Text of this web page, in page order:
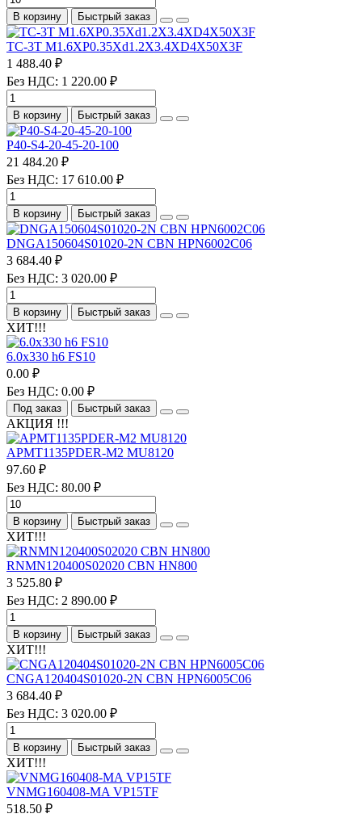
В корзину Быстрый заказ
TC-3T M1.6XP0.35Xd1.2X3.4XD4X50X3F
1 488.40 ₽
Без НДС: 1 220.00 ₽
В корзину Быстрый заказ
P40-S4-20-45-20-100
21 484.20 ₽
Без НДС: 17 610.00 ₽
В корзину Быстрый заказ
DNGA150604S01020-2N CBN HPN6002C06
3 684.40 ₽
Без НДС: 3 020.00 ₽
В корзину Быстрый заказ
ХИТ!!!
6.0х330 h6 FS10
0.00 ₽
Без НДС: 0.00 ₽
Под заказ Быстрый заказ
АКЦИЯ !!!
APMT1135PDER-M2 MU8120
97.60 ₽
Без НДС: 80.00 ₽
В корзину Быстрый заказ
ХИТ!!!
RNMN120400S02020 CBN HN800
3 525.80 ₽
Без НДС: 2 890.00 ₽
В корзину Быстрый заказ
ХИТ!!!
CNGA120404S01020-2N CBN HPN6005C06
3 684.40 ₽
Без НДС: 3 020.00 ₽
В корзину Быстрый заказ
ХИТ!!!
VNMG160408-MA VP15TF
518.50 ₽